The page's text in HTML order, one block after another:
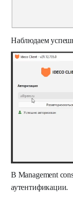
Наблюдаем
В Management
аутентификации.